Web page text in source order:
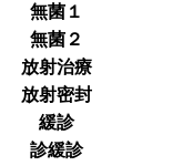
無菌１
無菌２
放射治療
放射密封
緩診
診緩診